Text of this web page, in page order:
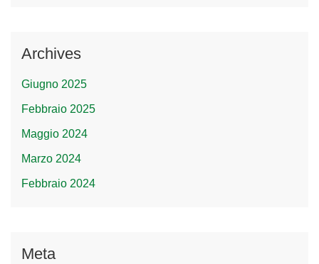
Archives
Giugno 2025
Febbraio 2025
Maggio 2024
Marzo 2024
Febbraio 2024
Meta